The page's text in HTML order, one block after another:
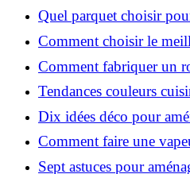
Quel parquet choisir
maison ?
Comment choisir le
Grenoble en 2026 ?
Comment fabriquer un
hydratant fait maison ?
Tendances couleurs
colorés, que choisir ?
Dix idées déco pour
chez soi
Comment faire une
une peau plus saine et
Sept astuces pour